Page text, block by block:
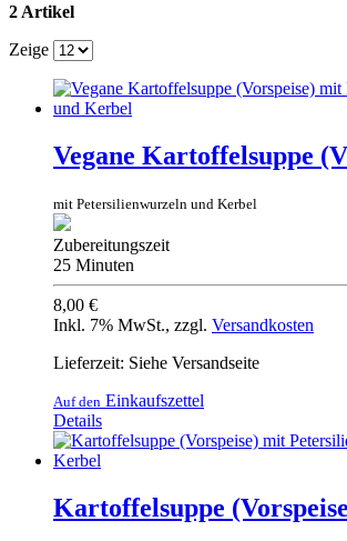
2 Artikel
Zeige
Vegane Kartoffelsuppe
mit Petersilienwurzeln und Kerbel
Zubereitungszeit
25 Minuten
8,00 €
Inkl. 7% MwSt., zzgl. Versandkosten
Lieferzeit: Siehe Versandseite
Auf den Einkaufszettel
Details
Kartoffelsuppe